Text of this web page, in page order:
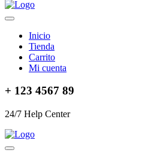
Inicio
Tienda
Carrito
Mi cuenta
+ 123 4567 89
24/7 Help Center